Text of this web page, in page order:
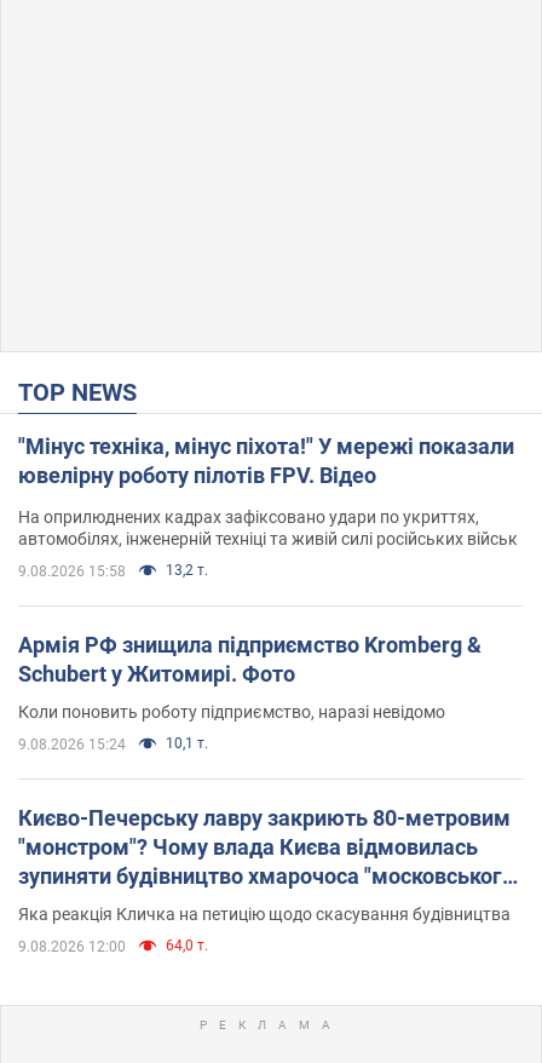
TOP NEWS
"Мінус техніка, мінус піхота!" У мережі показали
ювелірну роботу пілотів FPV. Відео
На оприлюднених кадрах зафіксовано удари по укриттях,
автомобілях, інженерній техніці та живій силі російських військ
9.08.2026 15:58 13,2 т.
Армія РФ знищила підприємство Kromberg &
Schubert у Житомирі. Фото
Коли поновить роботу підприємство, наразі невідомо
9.08.2026 15:24 10,1 т.
Києво-Печерську лавру закриють 80-метровим
"монстром"? Чому влада Києва відмовилась
зупиняти будівництво хмарочоса "московського
вірянина"
Яка реакція Кличка на петицію щодо скасування будівництва
9.08.2026 12:00 64,0 т.